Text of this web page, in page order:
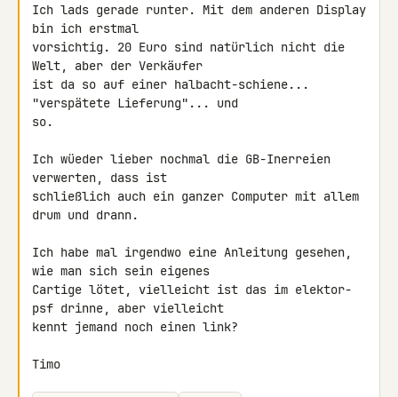
Ich lads gerade runter. Mit dem anderen Display
bin ich erstmal
vorsichtig. 20 Euro sind natürlich nicht die
Welt, aber der Verkäufer
ist da so auf einer halbacht-schiene...
"verspätete Lieferung"... und
so.
Ich wüeder lieber nochmal die GB-Inerreien
verwerten, dass ist
schließlich auch ein ganzer Computer mit allem
drum und drann.
Ich habe mal irgendwo eine Anleitung gesehen,
wie man sich sein eigenes
Cartige lötet, vielleicht ist das im elektor-
psf drinne, aber vielleicht
kennt jemand noch einen link?
Timo